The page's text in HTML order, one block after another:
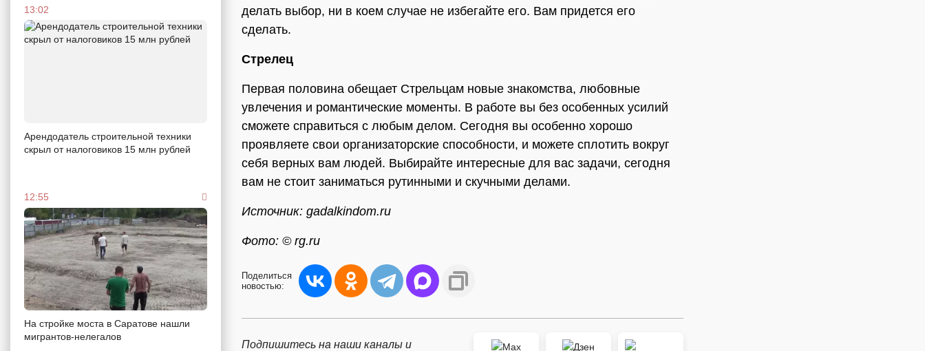
13:02
Арендодатель строительной техники
скрыл от налоговиков 15 млн рублей
12:55
На стройке моста в Саратове нашли
мигрантов-нелегалов
делать выбор, ни в коем случае не избегайте его. Вам придется его
сделать.
Стрелец
Первая половина обещает Стрельцам новые знакомства, любовные
увлечения и романтические моменты. В работе вы без особенных усилий
сможете справиться с любым делом. Сегодня вы особенно хорошо
проявляете свои организаторские способности, и можете сплотить вокруг
себя верных вам людей. Выбирайте интересные для вас задачи, сегодня
вам не стоит заниматься рутинными и скучными делами.
Источник: gadalkindom.ru
Фото: © rg.ru
Поделиться
новостью:
Подпишитесь на наши каналы и